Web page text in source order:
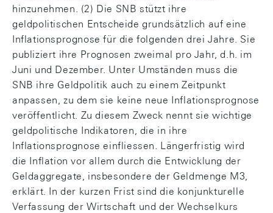
hinzunehmen. (2) Die SNB stützt ihre
geldpolitischen Entscheide grundsätzlich auf eine
Inflationsprognose für die folgenden drei Jahre. Sie
publiziert ihre Prognosen zweimal pro Jahr, d.h. im
Juni und Dezember. Unter Umständen muss die
SNB ihre Geldpolitik auch zu einem Zeitpunkt
anpassen, zu dem sie keine neue Inflationsprognose
veröffentlicht. Zu diesem Zweck nennt sie wichtige
geldpolitische Indikatoren, die in ihre
Inflationsprognose einfliessen. Längerfristig wird
die Inflation vor allem durch die Entwicklung der
Geldaggregate, insbesondere der Geldmenge M3,
erklärt. In der kurzen Frist sind die konjunkturelle
Verfassung der Wirtschaft und der Wechselkurs